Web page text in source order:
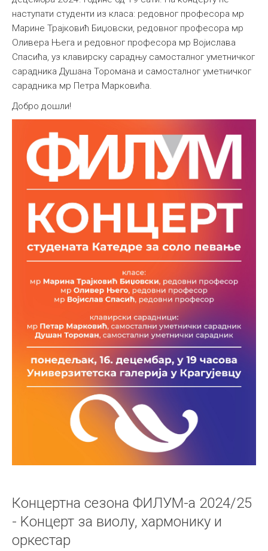
Међународна
наступати студенти из класа: редовног професора мр
Марине Трајковић Биџовски, редовног професора мр
Оливера Њега и редовног професора мр Војислава
Спасића, уз клавирску сарадњу самосталног уметничког
сарадника Душана Торомана и самосталног уметничког
сарадника мр Петра Марковића.
Добро дошли!
Концертна сезона ФИЛУМ-а 2024/25
- Kонцерт за виолу, хармонику и
оркестар